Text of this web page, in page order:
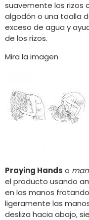
suavemente los rizos
algodón o una toalla
exceso de agua y
de los rizos.
Mira la imagen
Praying Hands o
el producto usando
en las manos
ligeramente las
desliza hacia abajo,